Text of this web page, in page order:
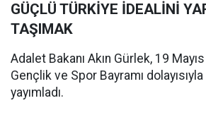
GÜÇLÜ TÜRKİYE İDEALİNİ
TAŞIMAK
Adalet Bakanı Akın Gürlek, 19
Gençlik ve Spor Bayramı
yayımladı.